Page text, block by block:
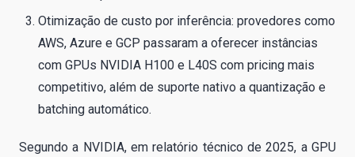
Otimização de custo por inferência: provedores como
AWS, Azure e GCP passaram a oferecer instâncias
com GPUs NVIDIA H100 e L40S com pricing mais
competitivo, além de suporte nativo a quantização e
batching automático.
Segundo a NVIDIA, em relatório técnico de 2025, a GPU